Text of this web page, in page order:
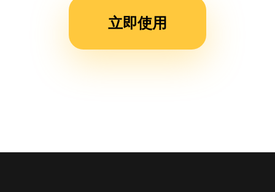
间，
现在
止一
立即使用